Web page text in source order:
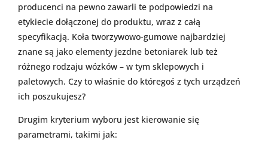
producenci na pewno zawarli te podpowiedzi na
etykiecie dołączonej do produktu, wraz z całą
specyfikacją. Koła tworzywowo-gumowe najbardziej
znane są jako elementy jezdne betoniarek lub też
różnego rodzaju wózków – w tym sklepowych i
paletowych. Czy to właśnie do któregoś z tych urządzeń
ich poszukujesz?
Drugim kryterium wyboru jest kierowanie się
parametrami, takimi jak: